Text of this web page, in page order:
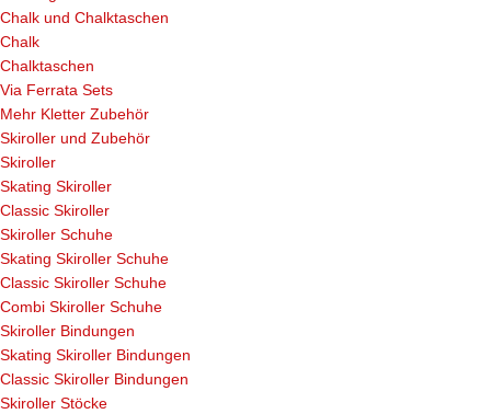
Chalk und Chalktaschen
Chalk
Chalktaschen
Via Ferrata Sets
Mehr Kletter Zubehör
Skiroller und Zubehör
Skiroller
Skating Skiroller
Classic Skiroller
Skiroller Schuhe
Skating Skiroller Schuhe
Classic Skiroller Schuhe
Combi Skiroller Schuhe
Skiroller Bindungen
Skating Skiroller Bindungen
Classic Skiroller Bindungen
Skiroller Stöcke